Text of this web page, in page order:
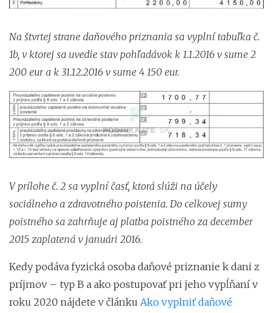
Na štvrtej strane daňového priznania sa vyplní tabuľka č.
1b, v ktorej sa uvedie stav pohľadávok k 1.1.2016 v sume 2
200 eur a k 31.12.2016 v sume 4 150 eur.
V prílohe č. 2 sa vyplní časť, ktorá slúži na účely
sociálneho a zdravotného poistenia. Do celkovej sumy
poistného sa zahrňuje aj platba poistného za december
2015 zaplatená v januári 2016.
Kedy podáva fyzická osoba daňové priznanie k dani z
príjmov – typ B a ako postupovať pri jeho vypĺňaní v
roku 2020 nájdete v článku Ako vyplniť daňové